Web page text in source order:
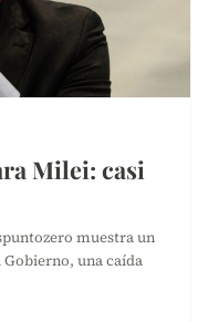
Milei: casi
muestra un
una caída